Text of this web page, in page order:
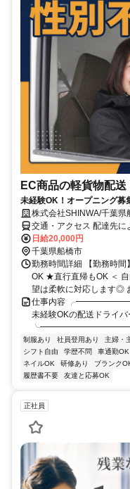
EC商品の軽貨物配
未経験OK！オープニング募
株式会社SHINWA/千葉県
交通・アクセス 配達先に
日給20,000円
千葉県船橋市
勤務時間詳細 【勤務時
OK ★直行直帰もOK ＜
望は柔軟に対応します◎
仕事内容
未経験OKの配送ドライ
╰━━━━━━━━━━━━━╯
制服あり 社員登用あり 主婦・
シフト自由
学歴不問 車通勤OK
ネイルOK
研修あり ブランク
履歴書不要
友達と応募OK
正社員